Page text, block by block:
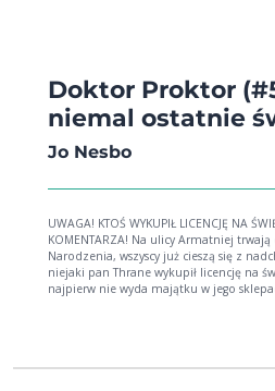
Doktor Proktor
niemal ostatnie
Jo Nesbo
UWAGA! KTOŚ WYKUPIŁ LICENCJĘ NA ŚWIĘTA! ŚWIĘTY MIKOŁAJ
KOMENTARZA! Na ulicy Armatniej trwają ostatnie przygotowania do Bożego
Narodzenia, wszyscy już cieszą się z
niejaki pan Thrane wykupił licencję na
najpierw nie wyda majątku w jego
cicho pada śnieg. Święta jeszcze nigdy